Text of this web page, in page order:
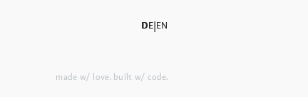
DE|EN
DE|EN
made w/ love. built w/ code.